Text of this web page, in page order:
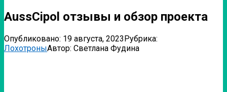
AussCipol отзывы и обзор проекта
Опубликовано: 19 августа, 2023Рубрика:
ЛохотроныАвтор: Светлана Фудина